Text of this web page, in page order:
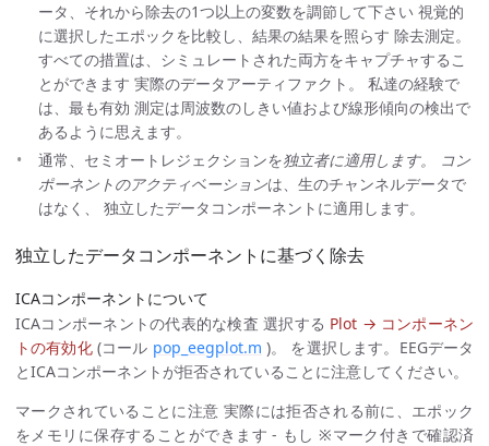
ータ、それから除去の1つ以上の変数を調節して下さい 視覚的
に選択したエポックを比較し、結果の結果を照らす 除去測定。
すべての措置は、シミュレートされた両方をキャプチャするこ
とができます 実際のデータアーティファクト。 私達の経験で
は、最も有効 測定は周波数のしきい値および線形傾向の検出で
あるように思えます。
通常、セミオートレジェクションを独立者に適用します。 コン
ポーネントのアクティベーションは、生のチャンネルデータで
はなく、 独立したデータコンポーネントに適用します。
独立したデータコンポーネントに基づく除去
ICAコンポーネントについて
ICAコンポーネントの代表的な検査 選択する Plot → コンポーネン
トの有効化(コール pop_eegplot.m )。 を選択します。EEGデータ
とICAコンポーネントが拒否されていることに注意してください。
マークされていることに注意 実際には拒否される前に、エポック
をメモリに保存することができます - もし ※マーク付きで確認済